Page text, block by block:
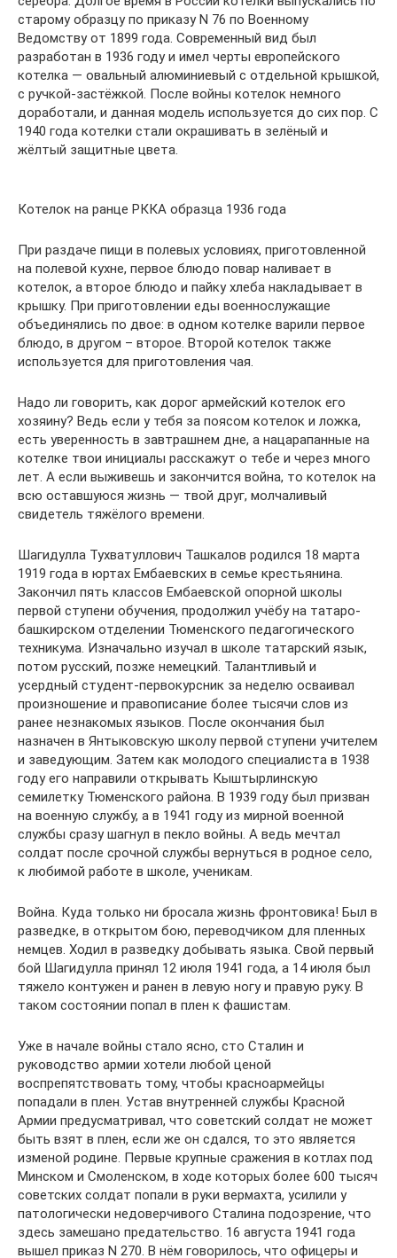
старому образцу по приказу N 76 по Военному
Ведомству от 1899 года. Современный вид был
разработан в 1936 году и имел черты европейского
котелка — овальный алюминиевый с отдельной крышкой,
с ручкой-застёжкой. После войны котелок немного
доработали, и данная модель используется до сих пор. С
1940 года котелки стали окрашивать в зелёный и
жёлтый защитные цвета.
Котелок на ранце РККА образца 1936 года
При раздаче пищи в полевых условиях, приготовленной
на полевой кухне, первое блюдо повар наливает в
котелок, а второе блюдо и пайку хлеба накладывает в
крышку. При приготовлении еды военнослужащие
объединялись по двое: в одном котелке варили первое
блюдо, в другом – второе. Второй котелок также
используется для приготовления чая.
Надо ли говорить, как дорог армейский котелок его
хозяину? Ведь если у тебя за поясом котелок и ложка,
есть уверенность в завтрашнем дне, а нацарапанные на
котелке твои инициалы расскажут о тебе и через много
лет. А если выживешь и закончится война, то котелок на
всю оставшуюся жизнь — твой друг, молчаливый
свидетель тяжёлого времени.
Шагидулла Тухватуллович Ташкалов родился 18 марта
1919 года в юртах Ембаевских в семье крестьянина.
Закончил пять классов Ембаевской опорной школы
первой ступени обучения, продолжил учёбу на татаро-
башкирском отделении Тюменского педагогического
техникума. Изначально изучал в школе татарский язык,
потом русский, позже немецкий. Талантливый и
усердный студент-первокурсник за неделю осваивал
произношение и правописание более тысячи слов из
ранее незнакомых языков. После окончания был
назначен в Янтыковскую школу первой ступени учителем
и заведующим. Затем как молодого специалиста в 1938
году его направили открывать Кыштырлинскую
семилетку Тюменского района. В 1939 году был призван
на военную службу, а в 1941 году из мирной военной
службы сразу шагнул в пекло войны. А ведь мечтал
солдат после срочной службы вернуться в родное село,
к любимой работе в школе, ученикам.
Война. Куда только ни бросала жизнь фронтовика! Был в
разведке, в открытом бою, переводчиком для пленных
немцев. Ходил в разведку добывать языка. Свой первый
бой Шагидулла принял 12 июля 1941 года, а 14 июля был
тяжело контужен и ранен в левую ногу и правую руку. В
таком состоянии попал в плен к фашистам.
Уже в начале войны стало ясно, сто Сталин и
руководство армии хотели любой ценой
воспрепятствовать тому, чтобы красноармейцы
попадали в плен. Устав внутренней службы Красной
Армии предусматривал, что советский солдат не может
быть взят в плен, если же он сдался, то это является
изменой родине. Первые крупные сражения в котлах под
Минском и Смоленском, в ходе которых более 600 тысяч
советских солдат попали в руки вермахта, усилили у
патологически недоверчивого Сталина подозрение, что
здесь замешано предательство. 16 августа 1941 года
вышел приказ N 270. В нём говорилось, что офицеры и